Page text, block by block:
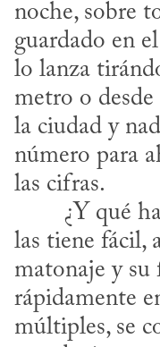
noche, sobre
guardado en
lo lanza
metro o
la ciudad y
número para
las cifras.
las tiene fácil,
matonaje y su
rápidamente
múltiples, se